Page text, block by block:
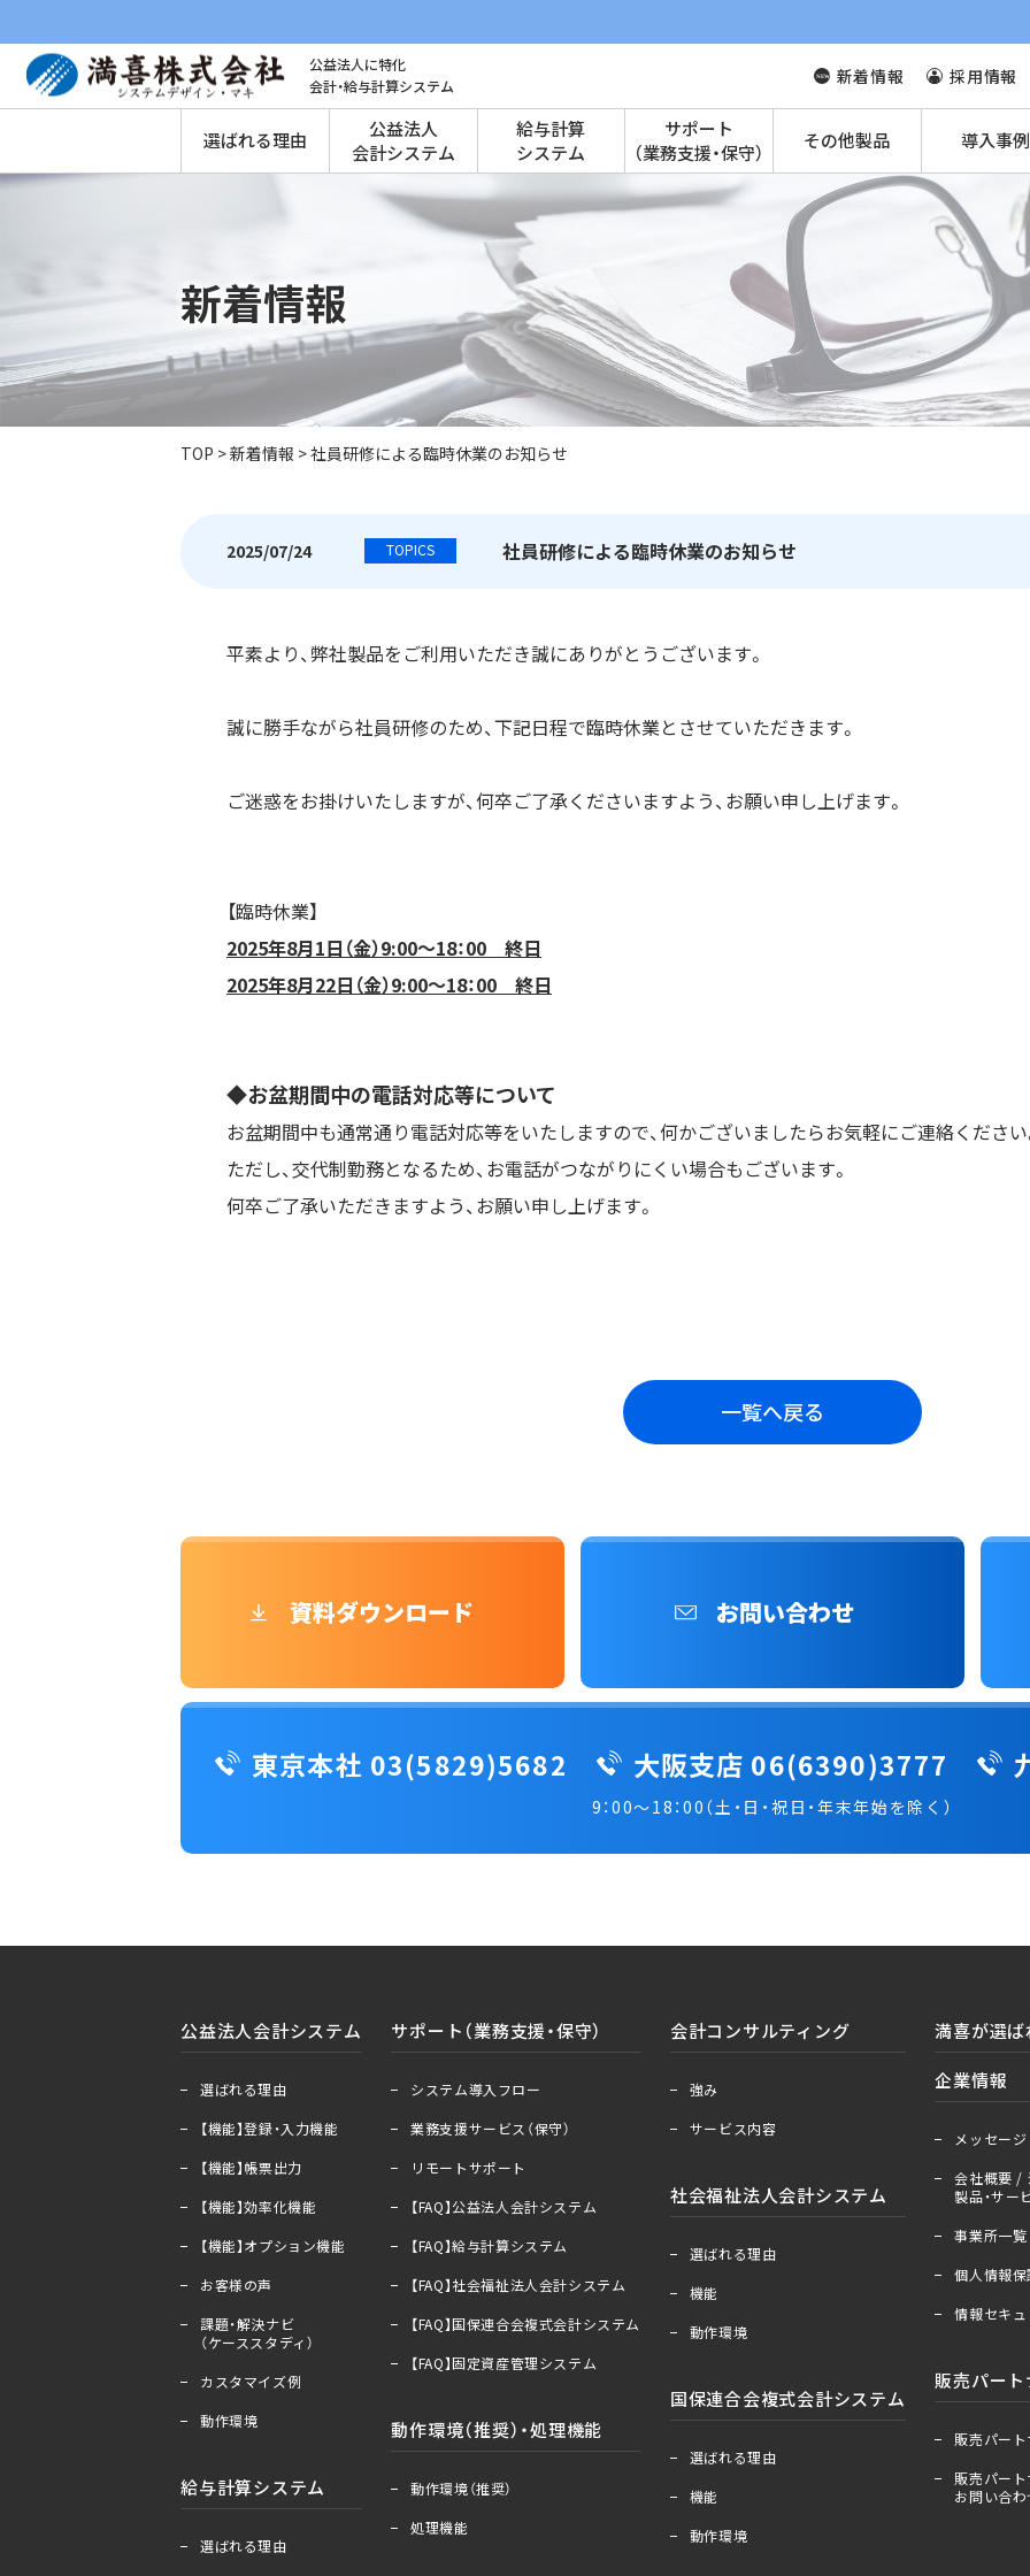
公益法人に特化
会計・給与計算システム
新着情報 採用情報
選ばれる理由
公益法人
会計システム
給与計算
システム
サポート
（業務支援・保守）
その他製品 導入事例
新着情報
TOP >新着情報 >社員研修による臨時休業のお知らせ
2025/07/24 TOPICS 社員研修による臨時休業のお知らせ
平素より、弊社製品をご利用いただき誠にありがとうございます。
誠に勝手ながら社員研修のため、下記日程で臨時休業とさせていただきます。
ご迷惑をお掛けいたしますが、何卒ご了承くださいますよう、お願い申し上げます。
【臨時休業】
2025年8月1日（金）9:00～18：00 終日
2025年8月22日（金）9:00～18：00 終日
◆お盆期間中の電話対応等について
お盆期間中も通常通り電話対応等をいたしますので、何かございましたらお気軽にご連絡ください
ただし、交代制勤務となるため、お電話がつながりにくい場合もございます。
何卒ご了承いただきますよう、お願い申し上げます。
一覧へ戻る
資料ダウンロード お問い合わせ
東京本社 03(5829)5682 大阪支店 06(6390)3777
9：00～18：00（土・日・祝日・年末年始を除く）
公益法人会計システム
選ばれる理由
【機能】登録・入力機能
【機能】帳票出力
【機能】効率化機能
【機能】オプション機能
お客様の声
課題・解決ナビ
（ケーススタディ）
カスタマイズ例
動作環境
給与計算システム
選ばれる理由
サポート（業務支援・保守）
システム導入フロー
業務支援サービス（保守）
リモートサポート
【FAQ】公益法人会計システム
【FAQ】給与計算システム
【FAQ】社会福祉法人会計システム
【FAQ】国保連合会複式会計システム
【FAQ】固定資産管理システム
動作環境（推奨）・処理機能
動作環境（推奨）
処理機能
会計コンサルティング
強み
サービス内容
社会福祉法人会計システム
選ばれる理由
機能
動作環境
国保連合会複式会計システム
選ばれる理由
機能
動作環境
満喜が選
企業情報
メッセージ
会社概要 /
製品・サー
事業所一覧
個人情報
情報セキ
販売パー
販売パー
販売パー
お問い合